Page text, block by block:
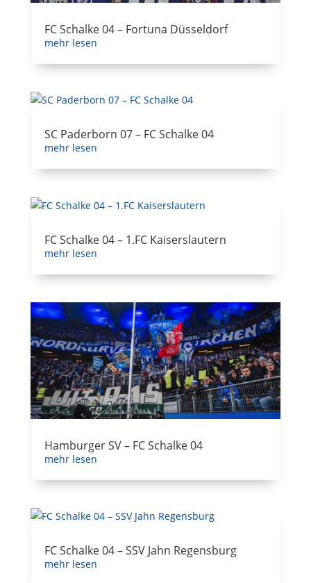
FC Schalke 04 – Fortuna Düsseldorf
mehr lesen
SC Paderborn 07 – FC Schalke 04
mehr lesen
FC Schalke 04 – 1.FC Kaiserslautern
mehr lesen
Hamburger SV – FC Schalke 04
mehr lesen
FC Schalke 04 – SSV Jahn Regensburg
mehr lesen